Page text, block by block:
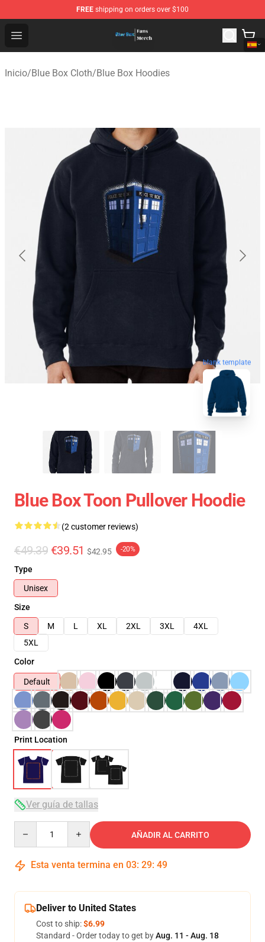
FREE shipping on orders over $100
Open menu
Blue Box Store - Official Blue Box Merchandise Shop
Inicio/Blue Box Cloth/Blue Box Hoodies
blank template
Blue Box Toon Pullover Hoodie
(2 customer reviews)
€49.39 €39.51 $42.95 -20%
Type
Unisex
Size
S
M L XL 2XL 3XL
4XL
5XL
Color
Default
Print Location
Ver guía de tallas
AÑADIR AL CARRITO
Esta venta termina en 03: 29: 49
Deliver to United States
Cost to ship:$6.99
Standard - Order today to get byAug. 11 - Aug. 18